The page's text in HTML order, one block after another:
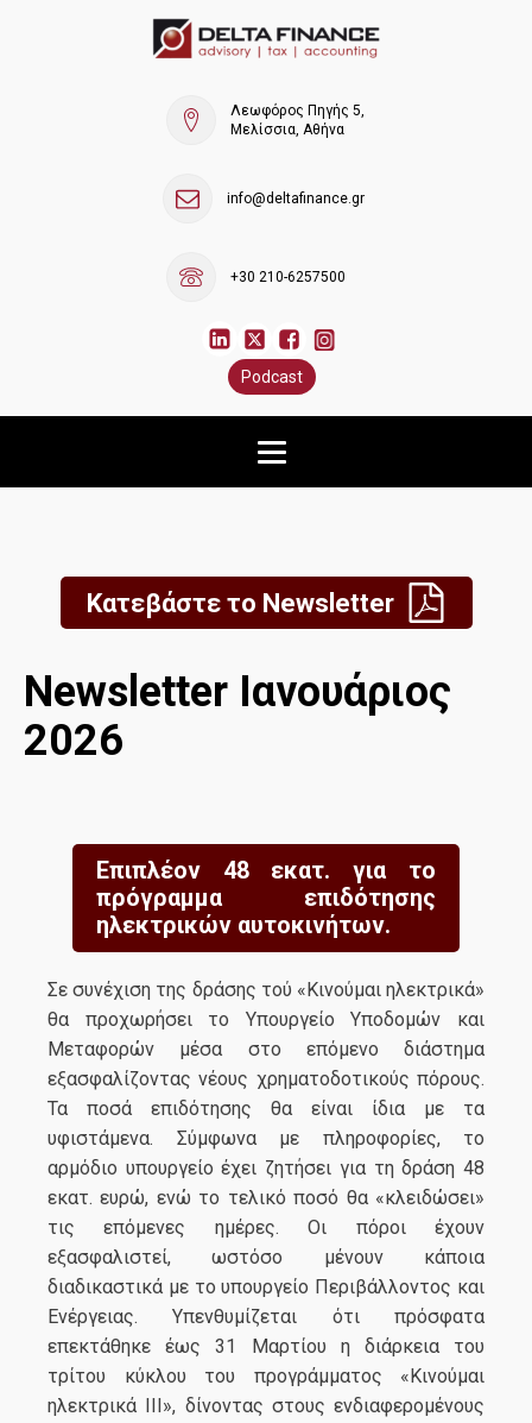
Λεωφόρος Πηγής 5,
Μελίσσια, Αθήνα
info@deltafinance.gr
+30 210-6257500
Podcast
Κατεβάστε το Newsletter
Newsletter Ιανουάριος
2026
Επιπλέον 48 εκατ. για το
πρόγραμμα επιδότησης
ηλεκτρικών αυτοκινήτων.
Σε συνέχιση της δράσης τού «Κινούμαι ηλεκτρικά»
θα προχωρήσει το Υπουργείο Υποδομών και
Μεταφορών μέσα στο επόμενο διάστημα
εξασφαλίζοντας νέους χρηματοδοτικούς πόρους.
Τα ποσά επιδότησης θα είναι ίδια με τα
υφιστάμενα. Σύμφωνα με πληροφορίες, το
αρμόδιο υπουργείο έχει ζητήσει για τη δράση 48
εκατ. ευρώ, ενώ το τελικό ποσό θα «κλειδώσει»
τις επόμενες ημέρες. Οι πόροι έχουν
εξασφαλιστεί, ωστόσο μένουν κάποια
διαδικαστικά με το υπουργείο Περιβάλλοντος και
Ενέργειας. Υπενθυμίζεται ότι πρόσφατα
επεκτάθηκε έως 31 Μαρτίου η διάρκεια του
τρίτου κύκλου του προγράμματος «Κινούμαι
ηλεκτρικά ΙΙΙ», δίνοντας στους ενδιαφερομένους